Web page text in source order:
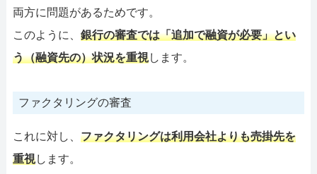
両方に問題があるためです。
このように、 銀行の審査では「追加で融資が必要」とい
う（融資先の）状況を重視します。
ファクタリングの審査
これに対し、 ファクタリングは利用会社よりも売掛先を
重視します。